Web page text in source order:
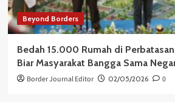
Beyond Borders
Bedah 15.000 Rumah di
Biar Masyarakat Bangga Sama
Border Journal Editor 02/05/2026 0